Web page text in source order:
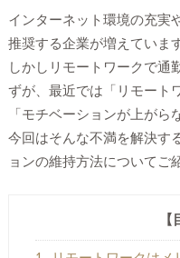
インターネット環境の充実
推奨する企業が増えていま
しかしリモートワークで通
ずが、最近では「リモート
「モチベーションが上がら
今回はそんな不満を解決す
ョンの維持方法についてご
【